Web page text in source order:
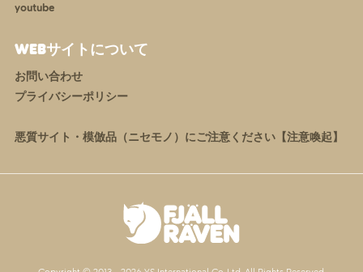
youtube
WEBサイトについて
お問い合わせ
プライバシーポリシー
悪質サイト・模倣品（ニセモノ）にご注意ください【注意喚起】